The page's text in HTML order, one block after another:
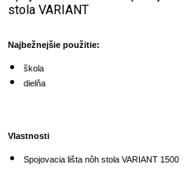
stola VARIANT
Najbežnejšie použitie:
škola
dielňa
Vlastnosti
Spojovacia lišta nôh stola VARIANT 1500